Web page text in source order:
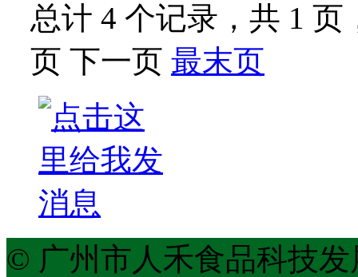
总计 4 个记录，共 1
页 下一页 最末页
© 广州市人禾食品科技发